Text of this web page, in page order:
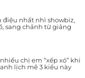
điệu nhất nhì showbiz,
sang chảnh từ giảng
chị em “xếp xó” khi
lịch mê 3 kiểu này